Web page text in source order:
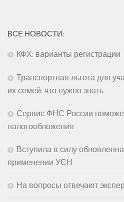
ВСЕ НОВОСТИ:
КФХ: варианты регистрации
Транспортная льгота для
их семей: что нужно знать
Сервис ФНС России
налогообложения
Вступила в силу
применении УСН
На вопросы отвечают